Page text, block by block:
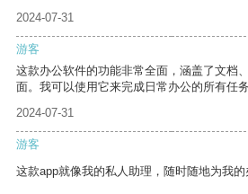
2024-07-31
游客
这款办公软件的功能非常全面，涵盖了文档
面。我可以使用它来完成日常办公的所有任
2024-07-31
游客
这款app就像我的私人助理，随时随地为我的